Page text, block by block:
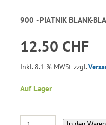
900 - PIATNIK BLANK-
12.50 CHF
Inkl. 8.1 % MWSt zzgl.
Auf Lager